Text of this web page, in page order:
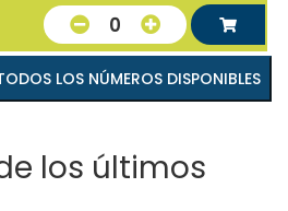
0
VER TODOS LOS NÚMEROS DISPONIBLES
los últimos